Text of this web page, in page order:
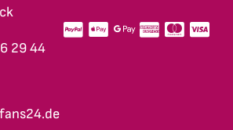
29 44